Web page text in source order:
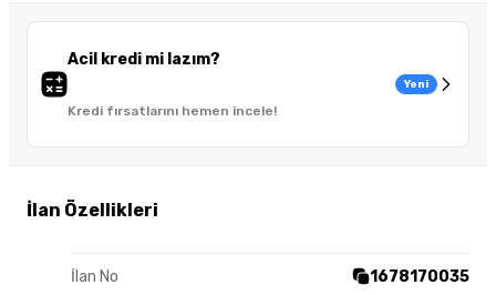
Acil kredi mi lazım?
Kredi fırsatlarını hemen incele!
Yeni
İlan Özellikleri
İlan No 1678170035